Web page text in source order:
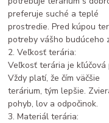
preferuje suché a teplé
prostredie. Pred kúpou
potreby vášho budúceho
2. Veľkosť terária:
Veľkosť terária je
Vždy platí, že čím väčšie
terárium, tým lepšie.
pohyb, lov a odpočinok.
3. Materiál terária: